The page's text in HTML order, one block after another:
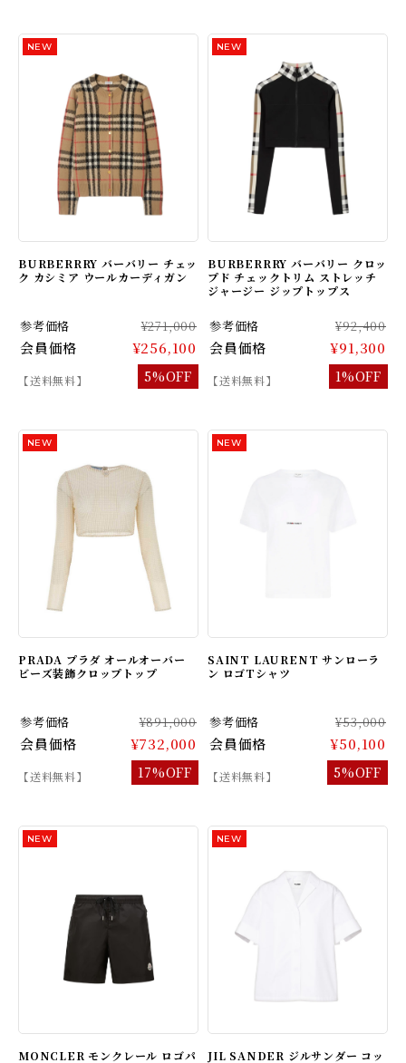
BURBERRRY バーバリー チェッ
ク カシミア ウールカーディガン
参考価格 ¥271,000
会員価格 ¥256,100
【送料無料】 5%OFF
BURBERRRY バーバリー クロッ
プド チェックトリム ストレッチ
ジャージー ジップトップス
参考価格 ¥92,400
会員価格 ¥91,300
【送料無料】 1%OFF
PRADA プラダ オールオーバー
ビーズ装飾クロップトップ
参考価格 ¥891,000
会員価格 ¥732,000
【送料無料】 17%OFF
SAINT LAURENT サンローラ
ン ロゴTシャツ
参考価格 ¥53,000
会員価格 ¥50,100
【送料無料】 5%OFF
MONCLER モンクレール ロゴパ
JIL SANDER ジルサンダー コッ